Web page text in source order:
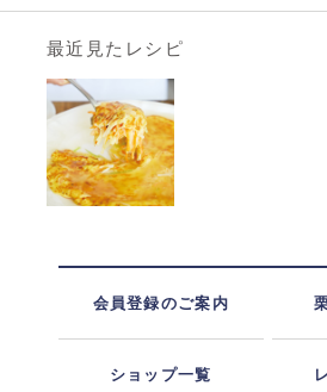
最近見たレシピ
会員登録のご案内
ショップ一覧